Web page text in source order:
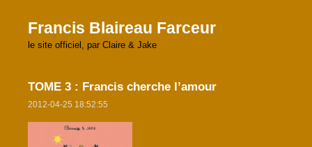
Francis Blaireau Farceur
le site officiel, par Claire & Jake
TOME 3 : Francis cherche l’amour
2012-04-25 18:52:55